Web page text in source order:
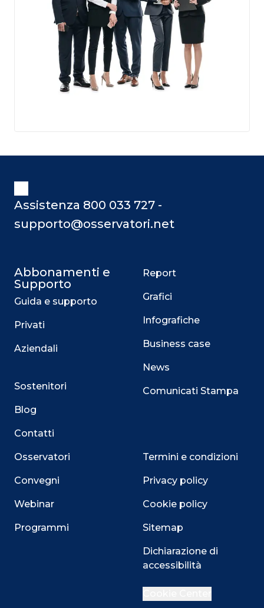
Assistenza 800 033 727 -
supporto@osservatori.net
Abbonamenti e
Supporto
Guida e supporto
Privati
Aziendali
Sostenitori
Blog
Contatti
Osservatori
Convegni
Webinar
Programmi
Report
Grafici
Infografiche
Business case
News
Comunicati Stampa
Termini e condizioni
Privacy policy
Cookie policy
Sitemap
Dichiarazione di
accessibilità